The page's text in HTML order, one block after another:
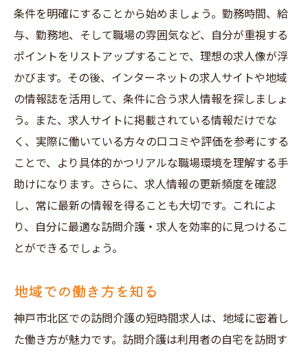
条件を明確にすることから始めましょう。勤務時間、給
与、勤務地、そして職場の雰囲気など、自分が重視する
ポイントをリストアップすることで、理想の求人像が浮
かびます。その後、インターネットの求人サイトや地域
の情報誌を活用して、条件に合う求人情報を探しましょ
う。また、求人サイトに掲載されている情報だけでな
く、実際に働いている方々の口コミや評価を参考にする
ことで、より具体的かつリアルな職場環境を理解する手
助けになります。さらに、求人情報の更新頻度を確認
し、常に最新の情報を得ることも大切です。これによ
り、自分に最適な訪問介護・求人を効率的に見つけるこ
とができるでしょう。
地域での働き方を知る
神戸市北区での訪問介護の短時間求人は、地域に密着し
た働き方が魅力です。訪問介護は利用者の自宅を訪問す